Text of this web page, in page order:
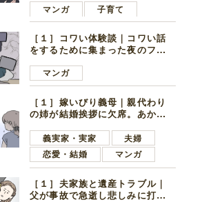
マンガ
子育て
［１］コワい体験談｜コワい話
をするために集まった夜のファ
好きの男の子ママ
マンガ
［１］嫁いびり義母｜親代わり
の姉が結婚挨拶に欠席。あから
義実家・実家
夫婦
恋愛・結婚
マンガ
［１］夫家族と遺産トラブル｜
父が事故で急逝し悲しみに打ち